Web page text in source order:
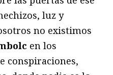
luz y
no existimos
en los
conspiraciones,